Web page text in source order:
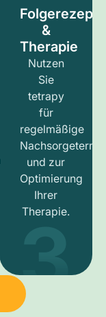
Folgerezept
&
Therapie
Nutzen
Sie
tetrapy
für
regelmäßige
und zur
Optimierung
Ihrer
Therapie.
3